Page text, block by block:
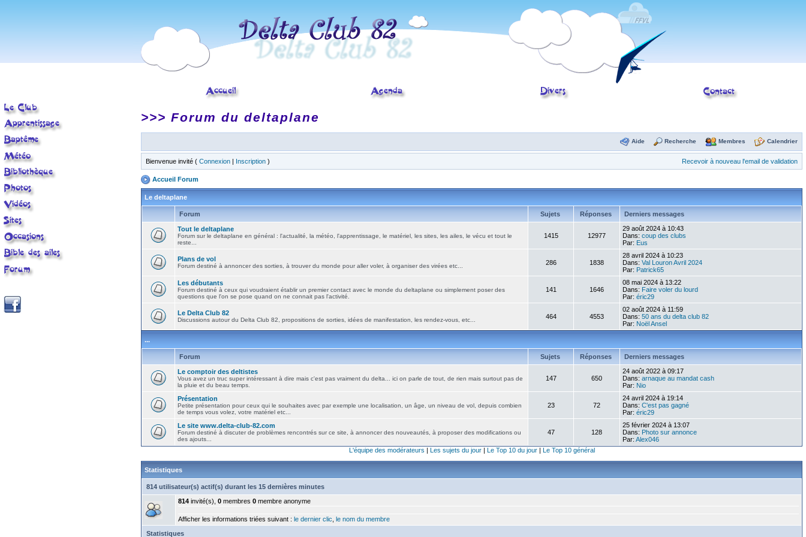
>>> Forum du deltaplane
Aide Recherche Membres Calendrier
Bienvenue invité ( Connexion | Inscription ) Recevoir à nouveau l'email de validation
Accueil Forum
Le deltaplane
Forum Sujets Réponses Derniers messages
Tout le deltaplane
Forum sur le deltaplane en général : l'actualité, la météo, l'apprentissage, le matériel, les sites, les ailes, le vécu et tout le
reste...
1415 12977
29 août 2024 à 10:43
Dans: coup des clubs
Par: Eus
Plans de vol
Forum destiné à annoncer des sorties, à trouver du monde pour aller voler, à organiser des virées etc... 286 1838
28 avril 2024 à 10:23
Dans: Val Louron Avril 2024
Par: Patrick65
Les débutants
Forum destiné à ceux qui voudraient établir un premier contact avec le monde du deltaplane ou simplement poser des
questions que l'on se pose quand on ne connait pas l'activité.
141 1646
08 mai 2024 à 13:22
Dans: Faire voler du lourd
Par: éric29
Le Delta Club 82
Discussions autour du Delta Club 82, propositions de sorties, idées de manifestation, les rendez-vous, etc... 464 4553
02 août 2024 à 11:59
Dans: 50 ans du delta club 82
Par: Noël Ansel
...
Forum Sujets Réponses Derniers messages
Le comptoir des deltistes
Vous avez un truc super intéressant à dire mais c'est pas vraiment du delta... ici on parle de tout, de rien mais surtout pas de
la pluie et du beau temps.
147 650
24 août 2022 à 09:17
Dans: arnaque au mandat cash
Par: Nio
Présentation
Petite présentation pour ceux qui le souhaites avec par exemple une localisation, un âge, un niveau de vol, depuis combien
de temps vous volez, votre matériel etc...
23 72
24 avril 2024 à 19:14
Dans: C'est pas gagné
Par: éric29
Le site www.delta-club-82.com
Forum destiné à discuter de problèmes rencontrés sur ce site, à annoncer des nouveautés, à proposer des modifications ou
des ajouts...
47 128
25 février 2024 à 13:07
Dans: Photo sur annonce
Par: Alex046
L'équipe des modérateurs | Les sujets du jour| Le Top 10 du jour| Le Top 10 général
Statistiques
814 utilisateur(s) actif(s) durant les 15 dernières minutes
814 invité(s), 0 membres 0 membre anonyme
Afficher les informations triées suivant : le dernier clic le nom du membre
Statistiques